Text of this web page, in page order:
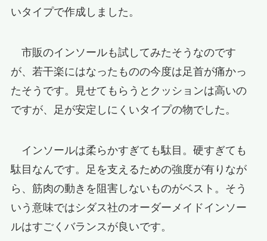
いタイプで作成しました。
市販のインソールも試してみたそうなのです
が、若干楽にはなったものの今度は足首が痛かっ
たそうです。見せてもらうとクッションは高いの
ですが、足が安定しにくいタイプの物でした。
インソールは柔らかすぎても駄目。硬すぎても
駄目なんです。足を支えるための強度が有りなが
ら、筋肉の動きを阻害しないものがベスト。そう
いう意味ではシダス社のオーダーメイドインソー
ルはすごくバランスが良いです。